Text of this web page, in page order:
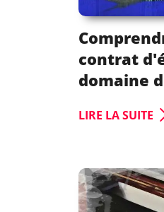
contrat
domaine
LIRE LA SUITE